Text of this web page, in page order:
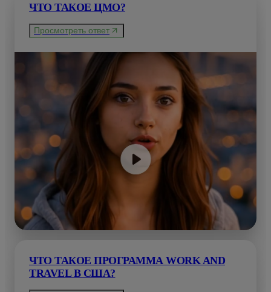
ЧТО ТАКОЕ ЦМО?
Просмотреть ответ
ЧТО ТАКОЕ ПРОГРАММА WORK AND
TRAVEL В США?